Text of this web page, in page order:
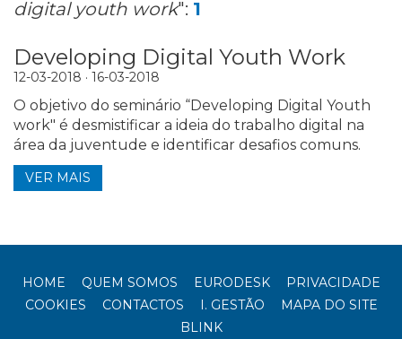
digital youth work": 1
Developing Digital Youth Work
12-03-2018 · 16-03-2018
O objetivo do seminário “Developing Digital Youth
work" é desmistificar a ideia do trabalho digital na
área da juventude e identificar desafios comuns.
VER MAIS
HOME QUEM SOMOS EURODESK
PRIVACIDADE
COOKIES
CONTACTOS I. GESTÃO
MAPA DO SITE
BLINK